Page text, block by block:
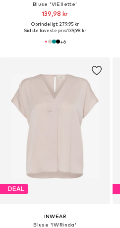
Bluse 'VIEllette'
139,98 kr
Oprindeligt: 279,95 kr
Sidste laveste pris:139,98 kr
+6
DEAL
INWEAR
Bluse 'IWRinda'